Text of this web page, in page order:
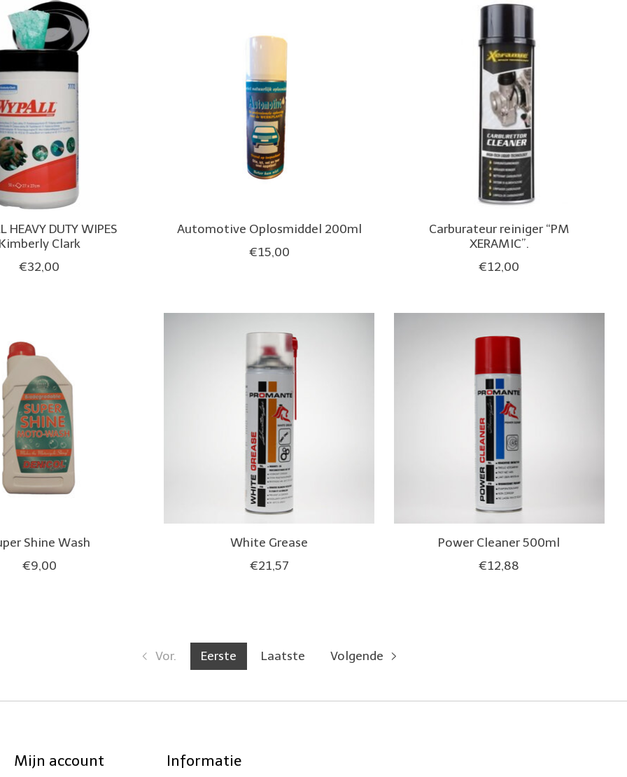
HEAVY DUTY WIPES
Clark
€32,00
Automotive Oplosmiddel 200ml
€15,00
Carburateur reiniger “PM
XERAMIC”.
€12,00
Shine Wash
€9,00
White Grease
€21,57
Power Cleaner 500ml
€12,88
Vor. Eerste Laatste Volgende
Mijn account Informatie